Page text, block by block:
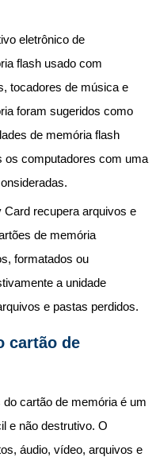
eletrônico de
flash usado com
tocadores de música e
foram sugeridos como
de memória flash
os computadores com uma
recupera arquivos e
de memória
formatados ou
a unidade
e pastas perdidos.
cartão de
cartão de memória é um
e não destrutivo. O
áudio, vídeo, arquivos e